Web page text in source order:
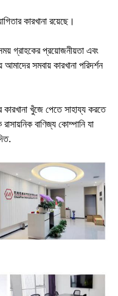
কারখানা রয়েছে।
গ্রাহকের প্রয়োজনীয়তা এবং
সমবায় কারখানা পরিদর্শন
খুঁজে পেতে সাহায্য করতে
বাণিজ্য কোম্পানি যা